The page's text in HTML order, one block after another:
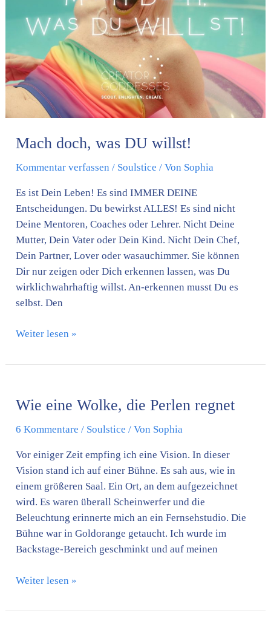
Mach doch, was DU willst!
Kommentar verfassen / Soulstice / Von Sophia
Es ist Dein Leben! Es sind IMMER DEINE
Entscheidungen. Du bewirkst ALLES! Es sind nicht
Deine Mentoren, Coaches oder Lehrer. Nicht Deine
Mutter, Dein Vater oder Dein Kind. Nicht Dein Chef,
Dein Partner, Lover oder wasauchimmer. Sie können
Dir nur zeigen oder Dich erkennen lassen, was Du
wirklichwahrhaftig willst. An-erkennen musst Du es
selbst. Den
Weiter lesen »
Wie eine Wolke, die Perlen regnet
6 Kommentare / Soulstice / Von Sophia
Vor einiger Zeit empfing ich eine Vision. In dieser
Vision stand ich auf einer Bühne. Es sah aus, wie in
einem größeren Saal. Ein Ort, an dem aufgezeichnet
wird. Es waren überall Scheinwerfer und die
Beleuchtung erinnerte mich an ein Fernsehstudio. Die
Bühne war in Goldorange getaucht. Ich wurde im
Backstage-Bereich geschminkt und auf meinen
Wolke,
Perlen
regnet
Weiter lesen »